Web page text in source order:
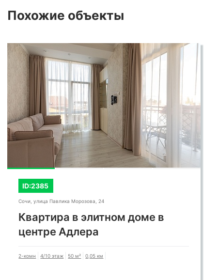
Похожие объекты
ID:2385
Сочи, улица Павлика Морозова, 24
Квартира в элитном доме в
центре Адлера
2-комн 4/10 этаж 50 м² 0,05 км